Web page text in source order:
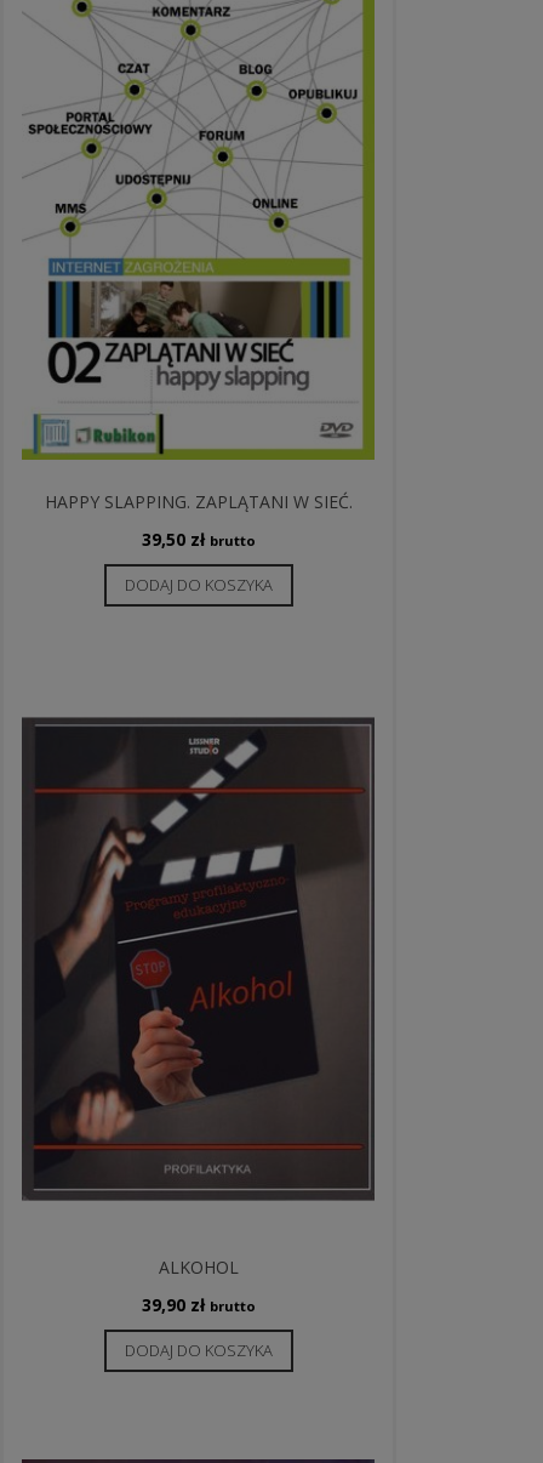
HAPPY SLAPPING. ZAPLĄTANI W SIEĆ.
39,50 zł brutto
DODAJ DO KOSZYKA
ALKOHOL
39,90 zł brutto
DODAJ DO KOSZYKA